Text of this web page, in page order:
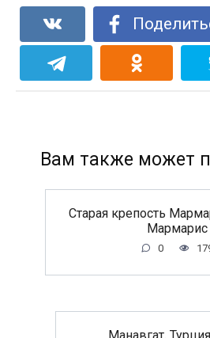
Вам также может
Старая крепость
Мармарис
0